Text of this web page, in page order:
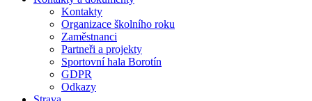
Kontakty
Organizace školního roku
Zaměstnanci
Partneři a projekty
Sportovní hala Borotín
GDPR
Odkazy